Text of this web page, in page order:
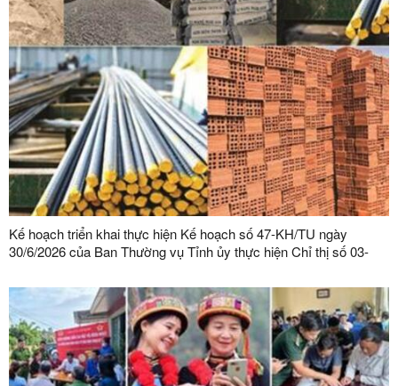
Kế hoạch triển khai thực hiện Kế hoạch số 47-KH/TU ngày
30/6/2026 của Ban Thường vụ Tỉnh ủy thực hiện Chỉ thị số 03-
đạo của Đảng đối với công tác quản lý, phát triển vật liệu xây
dựng trong giai đoạn mới